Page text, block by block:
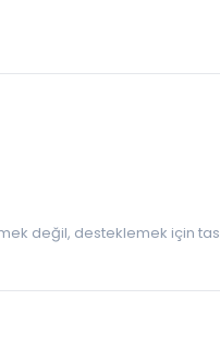
değil, desteklemek için